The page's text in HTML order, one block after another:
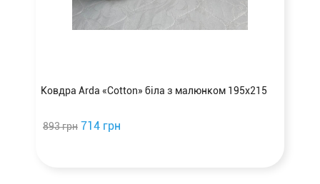
Ковдра Arda «Cotton» біла з малюнком 195х215
893 грн 714 грн